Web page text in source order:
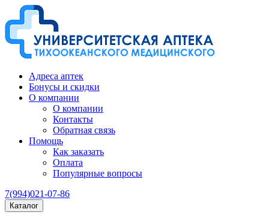
Адреса аптек
Бонусы и скидки
О компании
О компании
Контакты
Обратная связь
Помощь
Как заказать
Оплата
Популярные вопросы
7(994)021-07-86
Каталог